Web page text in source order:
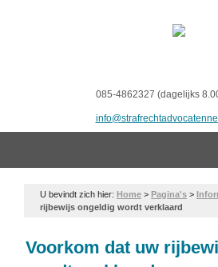
085-4862327 (dagelijks
U bevindt zich hier: Home > Pagina's >
rijbewijs ongeldig wordt verklaard
Voorkom dat uw